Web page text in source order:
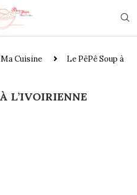
Ma Cuisine
Le PêPê Soup à
L’IVOIRIENNE